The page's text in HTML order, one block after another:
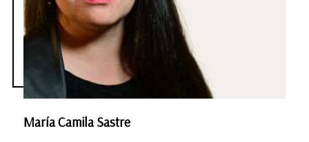
María Camila Sastre